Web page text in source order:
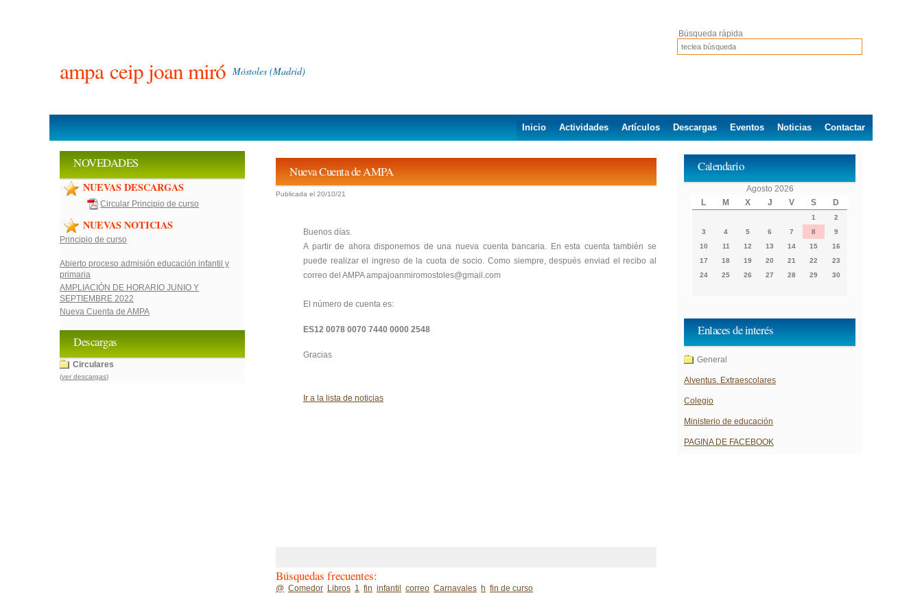
ampaceip joan miró Móstoles (Madrid)
Búsqueda rápida
Inicio Actividades Artículos Descargas Eventos Noticias Contactar
NOVEDADES
NUEVAS DESCARGAS
Circular Principio de curso
NUEVAS NOTICIAS
Principio de curso
Abierto proceso admisión educación infantil y
primaria
AMPLIACIÓN DE HORARIO JUNIO Y
SEPTIEMBRE 2022
Nueva Cuenta de AMPA
Descargas
Circulares
(ver descargas)
Nueva Cuenta de AMPA
Publicada el 20/10/21
Buenos días.
A partir de ahora disponemos de una nueva cuenta bancaria. En esta cuenta también se
puede realizar el ingreso de la cuota de socio. Como siempre, después enviad el recibo al
correo del AMPA ampajoanmiromostoles@gmail.com
El número de cuenta es:
ES12 0078 0070 7440 0000 2548
Gracias
Ir a la lista de noticias
Búsquedas frecuentes:
@ Comedor Libros 1 fin infantil correo Carnavales h fin de curso
Calendario
Agosto 2026
L
M X J V S D
1
2
3
4 5 6 7 8
9
10
11 12 13 14 15
16
17
18 19 20 21 22
23
24
25 26 27 28 29 30
Enlaces de interés
General
Alventus. Extraescolares
Colegio
Ministerio de educación
PAGINA DE FACEBOOK